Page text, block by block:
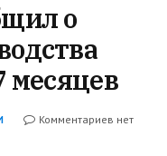
о
месяцев
Комментариев нет